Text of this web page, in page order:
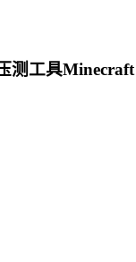
工具Minecraft